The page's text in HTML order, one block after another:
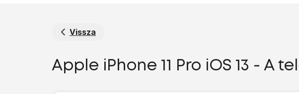
Vissza
Apple iPhone 11 Pro iOS 13 - A